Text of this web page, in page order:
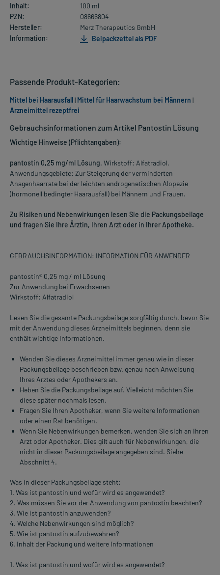
Inhalt:
100 ml
PZN:
08666804
Hersteller:
Merz Therapeutics GmbH
Information:
Beipackzettel als PDF
Gebrauchsinformationen zum Artikel Pantostin Lösung
Wichtige Hinweise (Pflichtangaben):
pantostin 0,25 mg/ml Lösung. Wirkstoff: Alfatradiol.
Anwendungsgebiete: Zur Steigerung der verminderten
Anagenhaarrate bei der leichten androgenetischen Alopezie
(hormonell bedingter Haarausfall) bei Männern und Frauen.
Zu Risiken und Nebenwirkungen lesen Sie die Packungsbeilage
und fragen Sie Ihre Ärztin, Ihren Arzt oder in Ihrer Apotheke.
GEBRAUCHSINFORMATION: INFORMATION FÜR ANWENDER
pantostin® 0,25 mg / ml Lösung
Zur Anwendung bei Erwachsenen
Wirkstoff: Alfatradiol
Lesen Sie die gesamte Packungsbeilage sorgfältig durch, bevor Sie
mit der Anwendung dieses Arzneimittels beginnen, denn sie
enthält wichtige Informationen.
Wenden Sie dieses Arzneimittel immer genau wie in dieser
Packungsbeilage beschrieben bzw. genau nach Anweisung
Ihres Arztes oder Apothekers an.
Heben Sie die Packungsbeilage auf. Vielleicht möchten Sie
diese später nochmals lesen.
Fragen Sie Ihren Apotheker, wenn Sie weitere Informationen
oder einen Rat benötigen.
Wenn Sie Nebenwirkungen bemerken, wenden Sie sich an Ihren
Arzt oder Apotheker. Dies gilt auch für Nebenwirkungen, die
nicht in dieser Packungsbeilage angegeben sind. Siehe
Abschnitt 4.
Was in dieser Packungsbeilage steht:
1. Was ist pantostin und wofür wird es angewendet?
2. Was müssen Sie vor der Anwendung von pantostin beachten?
3. Wie ist pantostin anzuwenden?
4. Welche Nebenwirkungen sind möglich?
5. Wie ist pantostin aufzubewahren?
6. Inhalt der Packung und weitere Informationen
1. Was ist pantostin und wofür wird es angewendet?
Passende Produkt-Kategorien:
Mittel bei Haarausfall| Mittel für Haarwachstum bei Männern |
Arzneimittel rezeptfrei